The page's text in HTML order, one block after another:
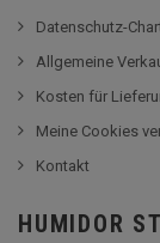
Datenschutz-
Allgemeine
Kosten für
Meine Cookies
Kontakt
HUMIDOR